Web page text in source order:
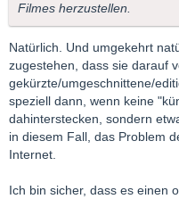
Filmes herzustellen.
Natürlich. Und umgekehrt
zugestehen, dass sie darauf
gekürzte/umgeschnittene/
speziell dann, wenn keine
dahinterstecken, sondern
in diesem Fall, das Problem
Internet.
Ich bin sicher, dass es einen